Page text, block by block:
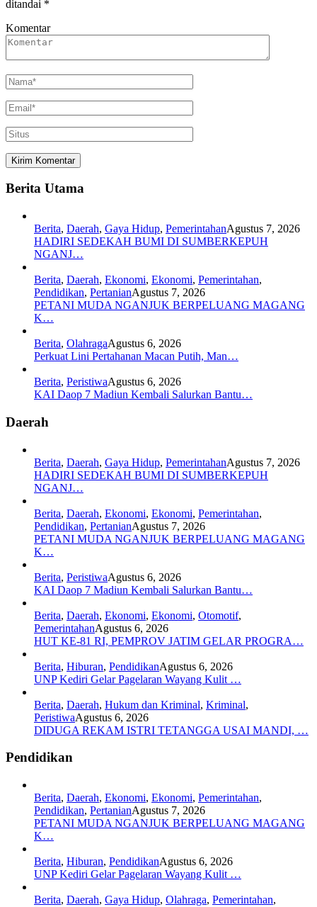
ditandai *
Komentar
Berita Utama
Berita, Daerah, Gaya Hidup, PemerintahanAgustus 7, 2026
HADIRI SEDEKAH BUMI DI SUMBERKEPUH
NGANJ…
Berita, Daerah, Ekonomi, Ekonomi, Pemerintahan,
Pendidikan, PertanianAgustus 7, 2026
PETANI MUDA NGANJUK BERPELUANG MAGANG
K…
Berita, OlahragaAgustus 6, 2026
Perkuat Lini Pertahanan Macan Putih, Man…
Berita, PeristiwaAgustus 6, 2026
KAI Daop 7 Madiun Kembali Salurkan Bantu…
Daerah
Berita, Daerah, Gaya Hidup, PemerintahanAgustus 7, 2026
HADIRI SEDEKAH BUMI DI SUMBERKEPUH
NGANJ…
Berita, Daerah, Ekonomi, Ekonomi, Pemerintahan,
Pendidikan, PertanianAgustus 7, 2026
PETANI MUDA NGANJUK BERPELUANG MAGANG
K…
Berita, PeristiwaAgustus 6, 2026
KAI Daop 7 Madiun Kembali Salurkan Bantu…
Berita, Daerah, Ekonomi, Ekonomi, Otomotif,
PemerintahanAgustus 6, 2026
HUT KE-81 RI, PEMPROV JATIM GELAR PROGRA…
Berita, Hiburan, PendidikanAgustus 6, 2026
UNP Kediri Gelar Pagelaran Wayang Kulit …
Berita, Daerah, Hukum dan Kriminal, Kriminal,
PeristiwaAgustus 6, 2026
DIDUGA REKAM ISTRI TETANGGA USAI MANDI, …
Pendidikan
Berita, Daerah, Ekonomi, Ekonomi, Pemerintahan,
Pendidikan, PertanianAgustus 7, 2026
PETANI MUDA NGANJUK BERPELUANG MAGANG
K…
Berita, Hiburan, PendidikanAgustus 6, 2026
UNP Kediri Gelar Pagelaran Wayang Kulit …
Berita, Daerah, Gaya Hidup, Olahraga, Pemerintahan,